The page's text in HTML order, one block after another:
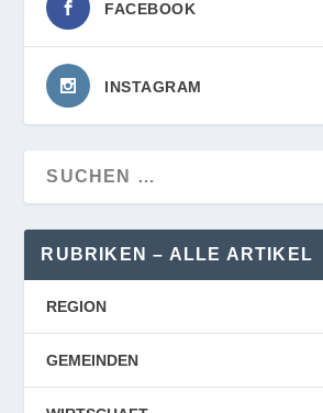
FACEBOOK
INSTAGRAM
RUBRIKEN – ALLE ARTIKEL
REGION
GEMEINDEN